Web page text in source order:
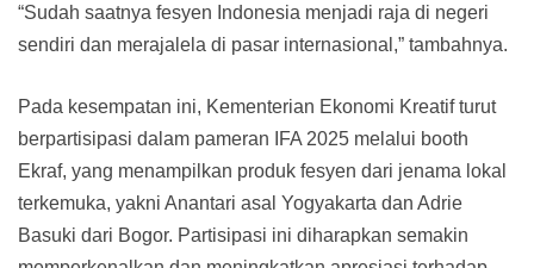
“Sudah saatnya fesyen Indonesia menjadi raja di negeri
sendiri dan merajalela di pasar internasional,” tambahnya.
Pada kesempatan ini, Kementerian Ekonomi Kreatif turut
berpartisipasi dalam pameran IFA 2025 melalui booth
Ekraf, yang menampilkan produk fesyen dari jenama lokal
terkemuka, yakni Anantari asal Yogyakarta dan Adrie
Basuki dari Bogor. Partisipasi ini diharapkan semakin